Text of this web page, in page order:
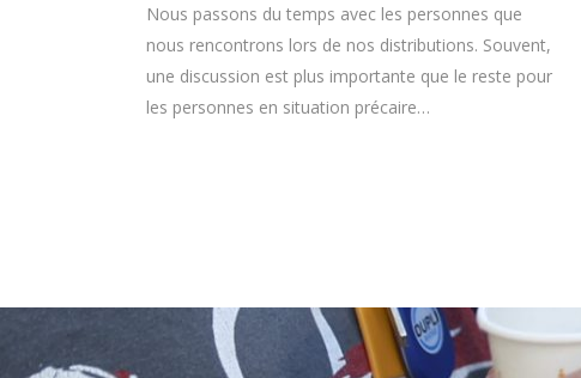
Nous passons du temps avec les personnes que
nous rencontrons lors de nos distributions. Souvent,
une discussion est plus importante que le reste pour
les personnes en situation précaire…